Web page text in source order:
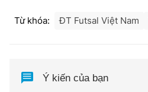
Từ khóa: ĐT Futsal Việt Nam
Ý kiến của bạn